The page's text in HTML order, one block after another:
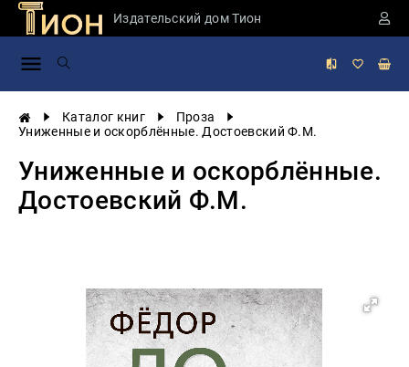
Издательский дом Тион
Каталог книг
Проза
Униженные и оскорблённые. Достоевский Ф.М.
Униженные и оскорблённые.
Достоевский Ф.М.
Занимательная
России
история
Экономика
Учебная
литература
будущего